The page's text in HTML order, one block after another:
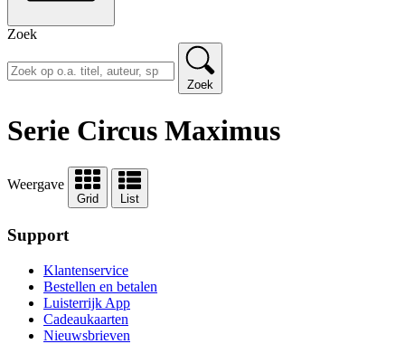
Zoek
Zoek
Serie Circus Maximus
Weergave
Grid List
Support
Klantenservice
Bestellen en betalen
Luisterrijk App
Cadeaukaarten
Nieuwsbrieven